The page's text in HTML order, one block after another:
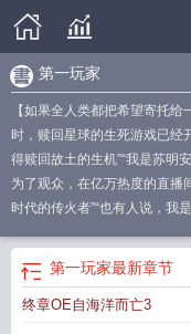
第一玩家
【如果全人类都把希望寄托
时，赎回星球的生死游戏已经
得赎回故土的生机”“我是苏明
为了观众，在亿万热度的直
时代的传火者”“也有人说，我
着，侵略者也不知的秘密——
剧的人”“我以谎言欺骗世界
就的最好的那一个【世界未
第一玩家最新章节
终章OE自海洋而亡3